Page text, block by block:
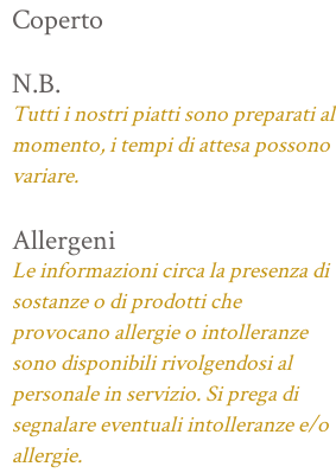
Coperto
N.B.
Tutti i nostri piatti sono preparati al
momento, i tempi di attesa possono
variare.
Allergeni
Le informazioni circa la presenza di
sostanze o di prodotti che
provocano allergie o intolleranze
sono disponibili rivolgendosi al
personale in servizio. Si prega di
segnalare eventuali intolleranze e/o
allergie.